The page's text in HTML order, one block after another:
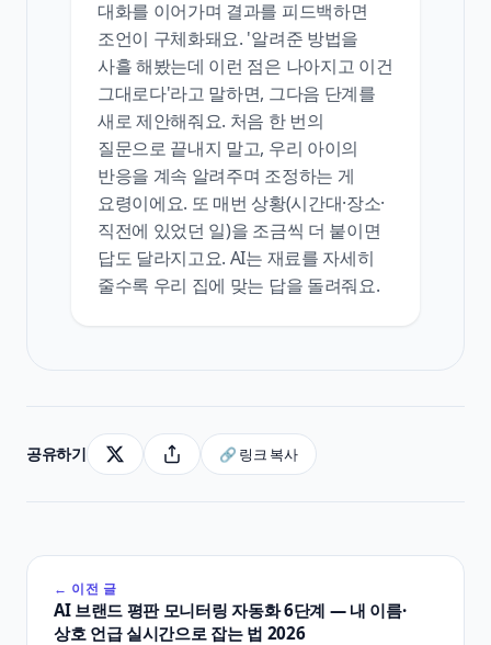
대화를 이어가며 결과를 피드백하면
조언이 구체화돼요. '알려준 방법을
사흘 해봤는데 이런 점은 나아지고 이건
그대로다'라고 말하면, 그다음 단계를
새로 제안해줘요. 처음 한 번의
질문으로 끝내지 말고, 우리 아이의
반응을 계속 알려주며 조정하는 게
요령이에요. 또 매번 상황(시간대·장소·
직전에 있었던 일)을 조금씩 더 붙이면
답도 달라지고요. AI는 재료를 자세히
줄수록 우리 집에 맞는 답을 돌려줘요.
공유하기 🔗 링크 복사
← 이전 글
AI 브랜드 평판 모니터링 자동화 6단계 — 내 이름·
상호 언급 실시간으로 잡는 법 2026